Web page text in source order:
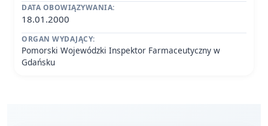
DATA OBOWIĄZYWANIA:
18.01.2000
ORGAN WYDAJĄCY:
Pomorski Wojewódzki Inspektor Farmaceutyczny w
Gdańsku